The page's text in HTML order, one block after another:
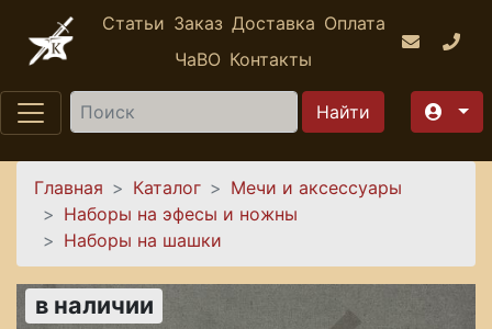
Перейти к основному содержанию
Статьи Заказ Доставка Оплата
ЧаВО Контакты
Найти
Вы здесь
Главная Каталог
Мечи и аксессуары
Наборы на эфесы и ножны
Наборы на шашки
в наличии